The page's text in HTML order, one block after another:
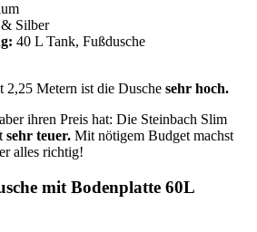
Silber
40 L Tank, Fußdusche
2,25 Metern ist die Dusche sehr hoch.
ihren Preis hat: Die Steinbach Slim
sehr teuer. Mit nötigem Budget machst
alles richtig!
mit Bodenplatte 60L